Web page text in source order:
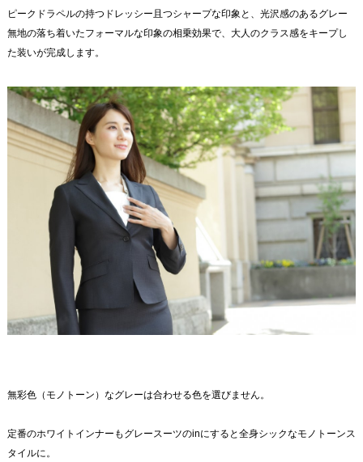
ピークドラペルの持つドレッシー且つシャープな印象と、光沢感のあるグレー
無地の落ち着いたフォーマルな印象の相乗効果で、大人のクラス感をキープし
た装いが完成します。
無彩色（モノトーン）なグレーは合わせる色を選びません。
定番のホワイトインナーもグレースーツのinにすると全身シックなモノトーンス
タイルに。